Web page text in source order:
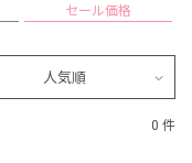
セール価格
人気順
0 件